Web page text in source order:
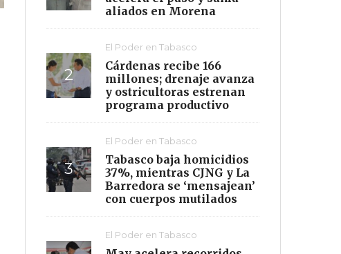
aliados en Morena
El Poder en Tabasco
Cárdenas recibe 166
millones; drenaje avanza
y ostricultoras estrenan
programa productivo
El Poder en Tabasco
Tabasco baja homicidios
37%, mientras CJNG y La
Barredora se ‘mensajean’
con cuerpos mutilados
El Poder en Tabasco